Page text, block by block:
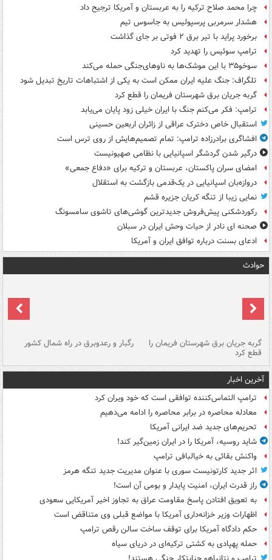
چرا محمد صلاح ترکیه را به عربستان و آمریکا ترجیح داد
هشدار سرمربی پرسپولیس به جاسوس تیم
برخورد پراید با تیر برق ۲ فوتی بر جای گذاشت
ترامپ سوئیس را تهدید کرد
سوخو۳۵ با این موشک‌ها به ناوهای‌جنگی حمله می‌کند
تلگراف: جنگ علیه ایران ممکن است به یکی از اشتباهات تاریخ تبدیل شود
گربه جریان برق شهرستان فریمان را قطع کرد
ترامپ: فکر می‌کنم جنگ با ایران خیلی زود پایان می‌یابد
استقبال خاص دخترک عراقی از زائران اربعین حسینی
افشاگری برادرزاده ترامپ: تمام تصمیم‌هایش از روی ترس است
درگیر شدن گردشگر اسپانیایی با نظامی صهیونیست
امضای سران پاکستان، عربستان و ترکیه برای «دفاع جمعی»
دروازه‌بان اسپانیایی در یک‌قدمی بازگشت به استقلال
نمایی زیبا از تنگه کریان جزیره قشم
رکوردشکنی پیش‌فروش جدیدترین گوشی‌های تاشوی سامسونگ
صحنه ای نادر از حیات وحش ایران در سبلان
ادعای بسنت درباره توافق ایران و آمریکا
حوادث
گربه جریان برق شهرستان فریمان را
قطع کرد
رگبار و رعدوبرق در راه شمال کشور
آخرین اخبار
ترامپ التماس‌کننده توافقی است که خود ویران کرد
معادله محاصره در برابر محاصره را ادامه می‌دهیم
تحریم‌های جدید ضد ایرانی آمریکا
شاید روسیه، آمریکا را در ایران زمین‌گیر کند!
واکنش بقائی به خیالبافی ترامپ
اثر جدید کارتونیست سوری با عنوان مدیریت جدید تنگه هرمز
راز قدرت ایران، امنیت پایدار و بومی آن است!
به تعویق افتادن پاسخ مقاومت عراق به تجاوز اخیر آمریکایی سعودی
اظهارات وزیر خزانه‌داری آمریکا با مواضع قبلی وی متناقض است
حکم دادگاه آمریکا برای توقف ساخت سالن رقص ترامپ
حمله پهپادی به کشتی ترکیه‌ای در دریای سیاه